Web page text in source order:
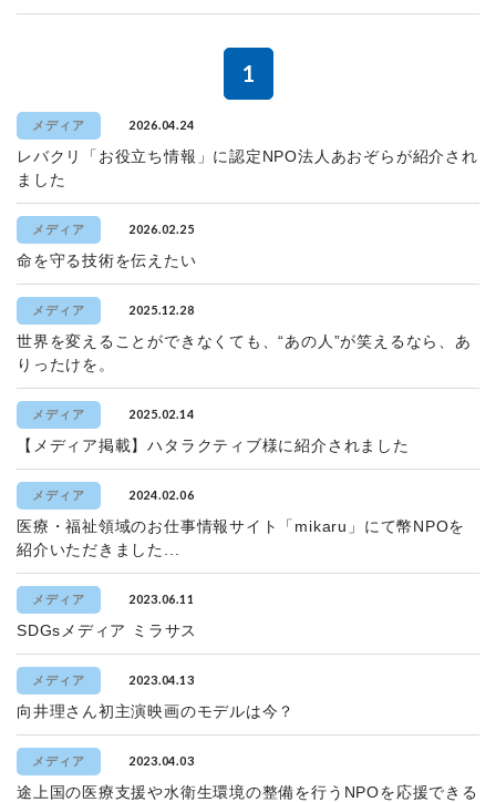
1
メディア 2026.04.24
レバクリ「お役立ち情報」に認定NPO法人あおぞらが紹介され
ました
メディア 2026.02.25
命を守る技術を伝えたい
メディア 2025.12.28
世界を変えることができなくても、“あの人”が笑えるなら、あ
りったけを。
メディア 2025.02.14
【メディア掲載】ハタラクティブ様に紹介されました
メディア 2024.02.06
医療・福祉領域のお仕事情報サイト「mikaru」にて幣NPOを
紹介いただきました...
メディア 2023.06.11
SDGsメディア ミラサス
メディア 2023.04.13
向井理さん初主演映画のモデルは今？
メディア 2023.04.03
途上国の医療支援や水衛生環境の整備を行うNPOを応援できる